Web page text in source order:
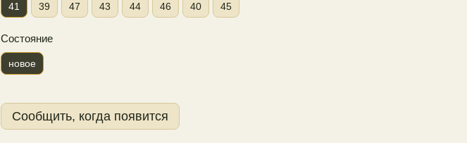
41 39 47 43 44 46 40 45
Состояние
новое
Сообщить, когда появится